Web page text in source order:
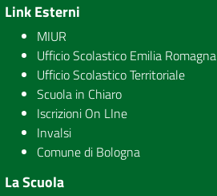
Link Esterni
MIUR
Ufficio Scolastico Emilia Romagna
Ufficio Scolastico Territoriale
Scuola in Chiaro
Iscrizioni On LIne
Invalsi
Comune di Bologna
La Scuola